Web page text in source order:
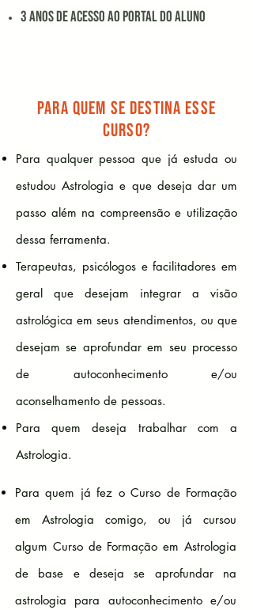
3 anos de acesso ao portal do aluno
para quem se destina esse
CURSO?
Para qualquer pessoa que já estuda ou
estudou Astrologia e que deseja dar um
passo além na compreensão e utilização
dessa ferramenta.
Terapeutas, psicólogos e facilitadores em
geral que desejam integrar a visão
astrológica em seus atendimentos, ou que
desejam se aprofundar em seu processo
de autoconhecimento e/ou
aconselhamento de pessoas.
Para quem deseja trabalhar com a
Astrologia.
Para quem já fez o Curso de Formação
em Astrologia comigo, ou já cursou
algum Curso de Formação em Astrologia
de base e deseja se aprofundar na
astrologia para autoconhecimento e/ou